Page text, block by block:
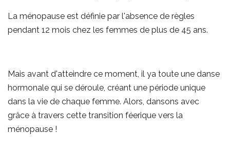
La ménopause est définie par l'absence de règles
pendant 12 mois chez les femmes de plus de 45 ans.
Mais avant d'atteindre ce moment, il ya toute une danse
hormonale qui se déroule, créant une période unique
dans la vie de chaque femme. Alors, dansons avec
grâce à travers cette transition féerique vers la
ménopause !